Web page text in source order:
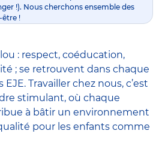
!). Nous cherchons ensemble des
!
: respect, coéducation,
; se retrouvent dans chaque
Travailler chez nous, c’est
stimulant, où chaque
à bâtir un environnement
pour les enfants comme